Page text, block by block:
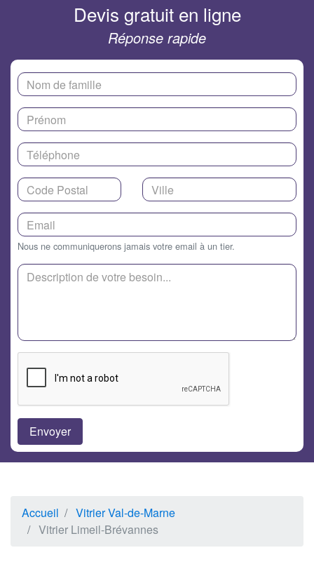
Devis gratuit en ligne
Réponse rapide
Nous ne communiquerons jamais votre email à un tier.
Accueil
Vitrier Val-de-Marne
Vitrier Limeil-Brévannes